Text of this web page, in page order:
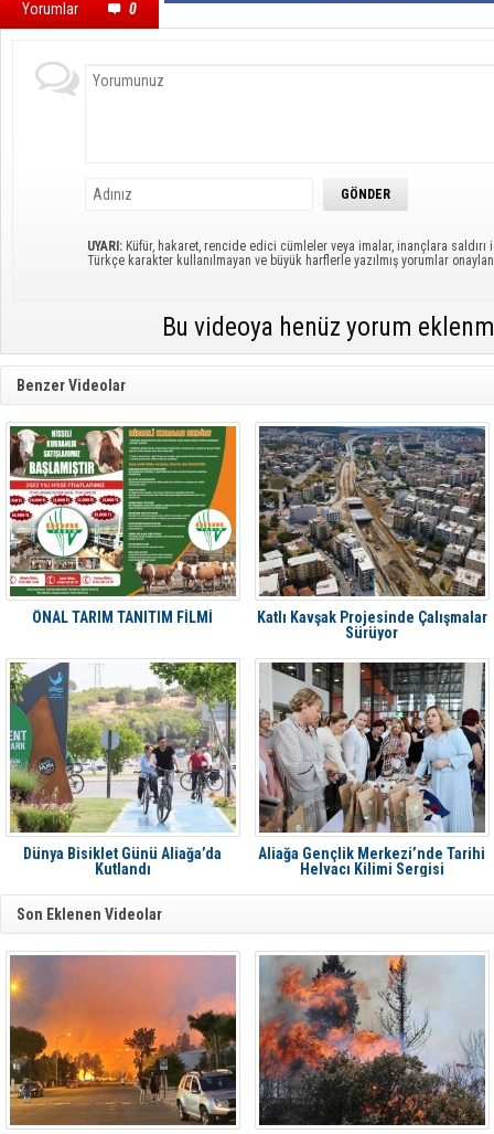
Yorumlar 0
UYARI: Küfür, hakaret, rencide edici cümleler veya imalar, inançlara saldırı
Türkçe karakter kullanılmayan ve büyük harflerle yazılmış yorumlar
Bu videoya henüz yorum
Benzer Videolar
ÖNAL TARIM TANITIM FİLMİ
Katlı Kavşak Projesinde Çalışmalar
Sürüyor
Dünya Bisiklet Günü Aliağa’da
Kutlandı
Aliağa Gençlik Merkezi’nde Tarihi
Helvacı Kilimi Sergisi
Son Eklenen Videolar